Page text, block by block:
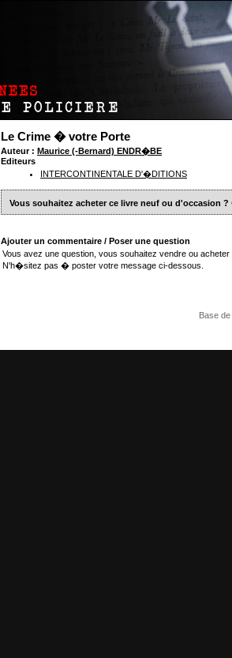
Le Crime � votre Porte
Auteur : Maurice (-Bernard) ENDR�BE
Editeurs
INTERCONTINENTALE D'�DITIONS
Vous souhaitez acheter ce livre neuf ou d'occasion ?
Ajouter un commentaire / Poser une question
Vous avez une question, vous souhaitez vendre ou
N'h�sitez pas � poster votre message ci-dessous.
Base